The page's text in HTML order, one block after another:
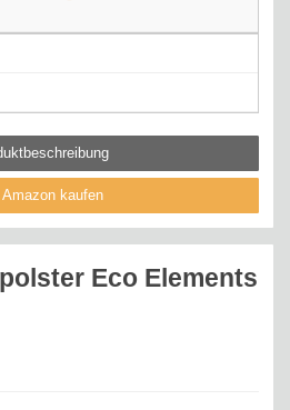
Amazon kaufen
Eco Elements